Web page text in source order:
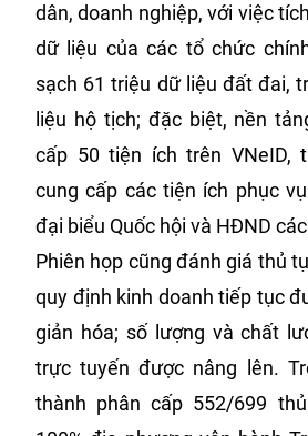
dân, doanh nghiệp, với việc
dữ liệu của các tổ chức
sạch 61 triệu dữ liệu đất đai,
liệu hộ tịch; đặc biệt, nền
cấp 50 tiện ích trên VNeID,
cung cấp các tiện ích phục
đại biểu Quốc hội và HĐND
Phiên họp cũng đánh giá thủ
quy định kinh doanh tiếp tục
giản hóa; số lượng và chất
trực tuyến được nâng lên.
thành phân cấp 552/699